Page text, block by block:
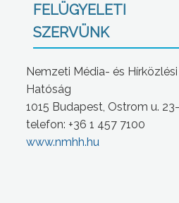
FELÜGYELETI
SZERVÜNK
Nemzeti Média- és Hírközlési
Hatóság
1015 Budapest, Ostrom u.
telefon: +36 1 457 7100
www.nmhh.hu